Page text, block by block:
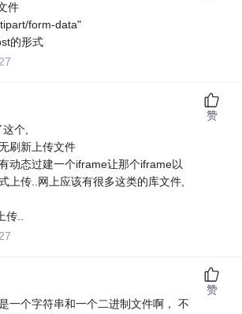
件
form-data"
的形式
这个,
刷新上传文件
动态过建一个iframe让那个iframe以
上传..网上应该有很多这类的库文件,
传..
赞
一个字符串和一个二进制文件啊， 不
赞